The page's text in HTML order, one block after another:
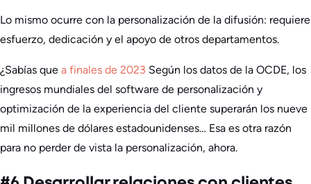
Lo mismo ocurre con la personalización de la difusión: requiere
esfuerzo, dedicación y el apoyo de otros departamentos.
¿Sabías que a finales de 2023 Según los datos de la OCDE, los
ingresos mundiales del software de personalización y
optimización de la experiencia del cliente superarán los nueve
mil millones de dólares estadounidenses… Esa es otra razón
para no perder de vista la personalización, ahora.